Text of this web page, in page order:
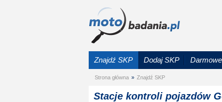
Znajdź SKP Dodaj SKP
Strona główna » Znajdź SKP
Stacje kontroli pojazdów